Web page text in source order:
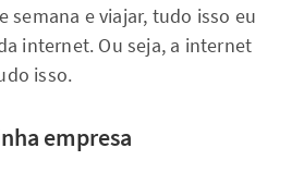
semana e viajar, tudo isso eu
internet. Ou seja, a internet
isso.
empresa